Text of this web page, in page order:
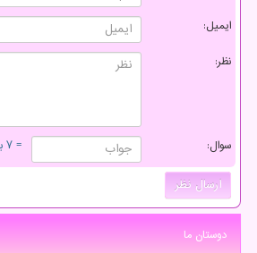
ایمیل:
نظر:
سوال: = ۷ بعلاوه ۴
دوستان ما